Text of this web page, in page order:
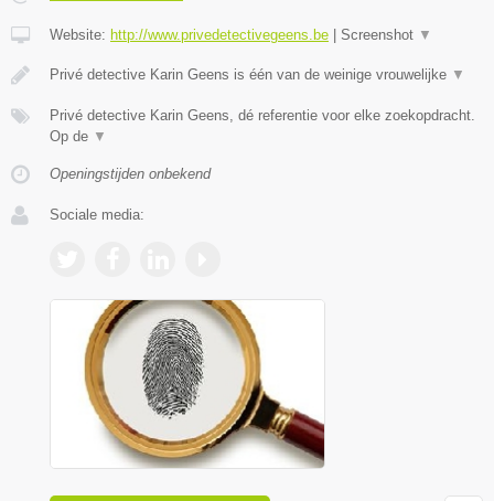
Website: http://www.privedetectivegeens.be Screenshot ▼
Privé detective Karin Geens is één van de weinige vrouwelijke ▼
Privé detective Karin Geens, dé referentie voor elke zoekopdracht.
Op de ▼
Openingstijden onbekend
Sociale media: